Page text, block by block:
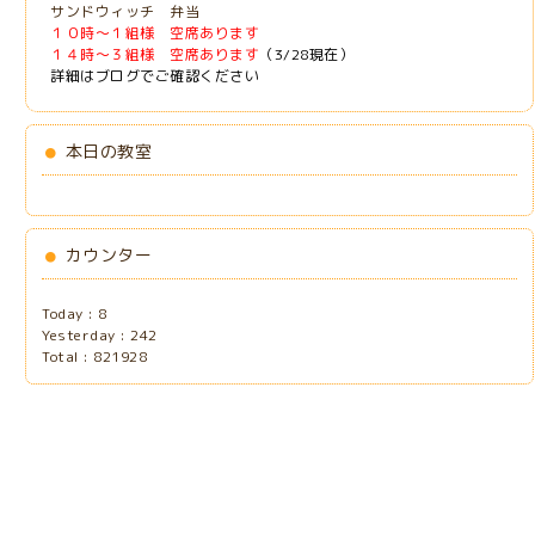
サンドウィッチ 弁当
１０時～１組様 空席あります
１４時～３組様 空席あります （3/28現在）
詳細はブログでご確認ください
本日の教室
カウンター
Today : 8
Yesterday :242
Total : 821928